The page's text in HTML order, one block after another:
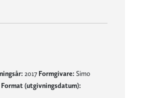
2017 Formgivare: Simo
Format (utgivningsdatum):